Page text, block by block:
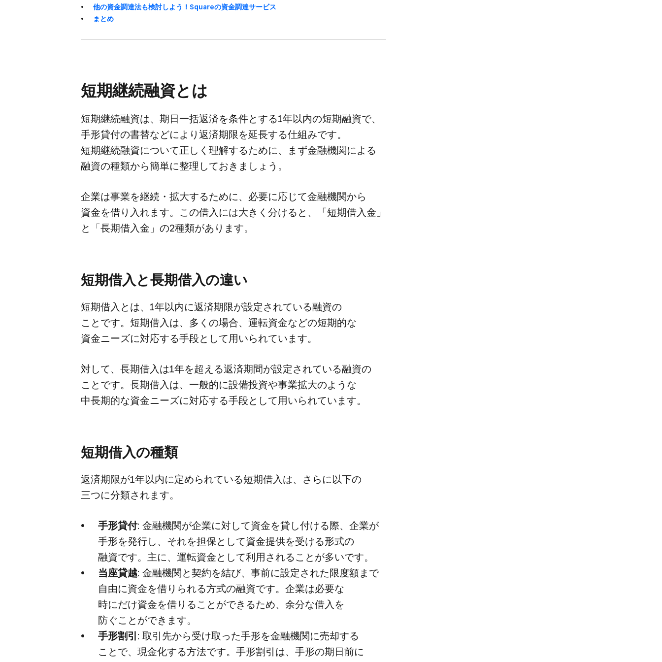
他の​資金調達法も​検討しよう！​Squareの​資金調達サービス
まとめ
短期継続融資とは
短期継続融資は、​期日一括返済を​条件と​する​1年以内の​短期融資で、​
手形貸付の​書替などに​より​返済期限を​延長する​仕組みです。​
短期継続融資に​ついて​正しく​理解する​ために、​まず金融機関に​よる​
融資の​種類から​簡単に​整理して​おきましょう。
企業は​事業を​継続・拡大する​ために、​必要に​応じて​金融機関から​
資金を​借り​入れます。​この​借入には​大きく​分けると、​「短期借入金」
と​「長期借入金」の​2種類が​あります。
短期借入と​長期借入の​違い
短期借入とは、​1年以内に​返済期限が​設定されている​融資の​
ことです。​短期借入は、​多くの​場合、​運転資金などの​短期的な​
資金ニーズに​対応する​手段と​して​用いられています。
対して、​長期借入は​1年を​超える​返済期間が​設定されている​融資の​
ことです。​長期借入は、​一般的に​設備投資や​事業拡大のような​
中長期的な​資金ニーズに​対応する​手段と​して​用いられています。
短期借入の​種類
返済期限が​1年以内に​定められている​短期借入は、​さらに​以下の​
三つに​分類されます。
手形貸付: 金融機関が​企業に​対して​資金を​貸し付ける​際、​企業が​
手形を​発行し、​それを​担保と​して​資金提供を​受ける​形式の​
融資です。​主に、​運転資金と​して​利用される​ことが​多いです。
当座貸越: 金融機関と​契約を​結び、​事前に​設定された​限度額まで​
自由に​資金を​借りられる​方​式の​融資です。​企業は​必要な​
時にだけ資金を​借りる​ことができる​ため、​余分な​借入を​
防ぐことができます。
手形割引 : 取引先から​受け取った​手形を​金融機関に​売却する​
ことで、​現金化する​方​法です。​手形割引は、​手形の​期日前に​